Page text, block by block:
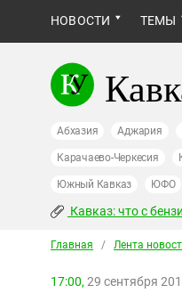
НОВОСТИ ТЕМЫ
Абхазия Аджария
Карачаево-Черкесия
Южный Кавказ ЮФО
Кавказ: что с
Главная / Лента
17:00, 29 сентября